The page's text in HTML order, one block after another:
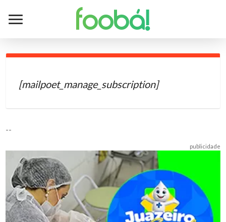
foobá!
[mailpoet_manage_subscription]
--
publicidade